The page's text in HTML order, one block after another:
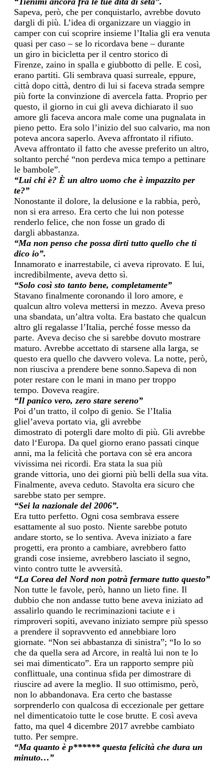
Sapeva, però, che per conquistarlo, avrebbe dovuto
dargli di più. L’idea di organizzare un viaggio in
camper con cui scoprire insieme l’Italia gli era venuta
quasi per caso – se lo ricordava bene – durante
un giro in bicicletta per il centro storico di
Firenze, zaino in spalla e giubbotto di pelle. E così,
erano partiti. Gli sembrava quasi surreale, eppure,
città dopo città, dentro di lui si faceva strada sempre
più forte la convinzione di avercela fatta. Proprio per
questo, il giorno in cui gli aveva dichiarato il suo
amore gli faceva ancora male come una pugnalata in
pieno petto. Era solo l’inizio del suo calvario, ma non
poteva ancora saperlo. Aveva affrontato il rifiuto.
Aveva affrontato il fatto che avesse preferito un altro,
soltanto perché “non perdeva mica tempo a pettinare
le bambole”.
“Lui chi è? È un altro uomo che è impazzito per
te?”
Nonostante il dolore, la delusione e la rabbia, però,
non si era arreso. Era certo che lui non potesse
renderlo felice, che non fosse un grado di
dargli abbastanza.
“Ma non penso che possa dirti tutto quello che ti
dico io”.
Innamorato e inarrestabile, ci aveva riprovato. E lui,
incredibilmente, aveva detto sì.
“Solo così sto tanto bene, completamente”
Stavano finalmente coronando il loro amore, e
qualcun altro voleva mettersi in mezzo. Aveva preso
una sbandata, un’altra volta. Era bastato che qualcun
altro gli regalasse l’Italia, perché fosse messo da
parte. Aveva deciso che si sarebbe dovuto mostrare
maturo. Avrebbe accettato di starsene alla larga, se
questo era quello che davvero voleva. La notte, però,
non riusciva a prendere bene sonno.Sapeva di non
poter restare con le mani in mano per troppo
tempo. Doveva reagire.
“Il panico vero, zero stare sereno”
Poi d’un tratto, il colpo di genio. Se l’Italia
gliel’aveva portato via, gli avrebbe
dimostrato di potergli dare molto di più. Gli avrebbe
dato l‘Europa. Da quel giorno erano passati cinque
anni, ma la felicità che portava con sè era ancora
vivissima nei ricordi. Era stata la sua più
grande vittoria, uno dei giorni più belli della sua vita.
Finalmente, aveva ceduto. Stavolta era sicuro che
sarebbe stato per sempre.
“Sei la nazionale del 2006”.
Era tutto perfetto. Ogni cosa sembrava essere
esattamente al suo posto. Niente sarebbe potuto
andare storto, se lo sentiva. Aveva iniziato a fare
progetti, era pronto a cambiare, avrebbero fatto
grandi cose insieme, avrebbero lasciato il segno,
vinto contro tutte le avversità.
“La Corea del Nord non potrà fermare tutto questo”
Non tutte le favole, però, hanno un lieto fine. Il
dubbio che non andasse tutto bene aveva iniziato ad
assalirlo quando le recriminazioni taciute e i
rimproveri sopiti, avevano iniziato sempre più spesso
a prendere il sopravvento ed annebbiare loro
giornate. “Non sei abbastanza di sinistra”; “Io lo so
che da quella sera ad Arcore, in realtà lui non te lo
sei mai dimenticato”. Era un rapporto sempre più
conflittuale, una continua sfida per dimostrare di
riuscire ad avere la meglio. Il suo ottimismo, però,
non lo abbandonava. Era certo che bastasse
sorprenderlo con qualcosa di eccezionale per gettare
nel dimenticatoio tutte le cose brutte. E così aveva
fatto, ma quel 4 dicembre 2017 avrebbe cambiato
tutto. Per sempre.
“Ma quanto è p****** questa felicità che dura un
minuto…”